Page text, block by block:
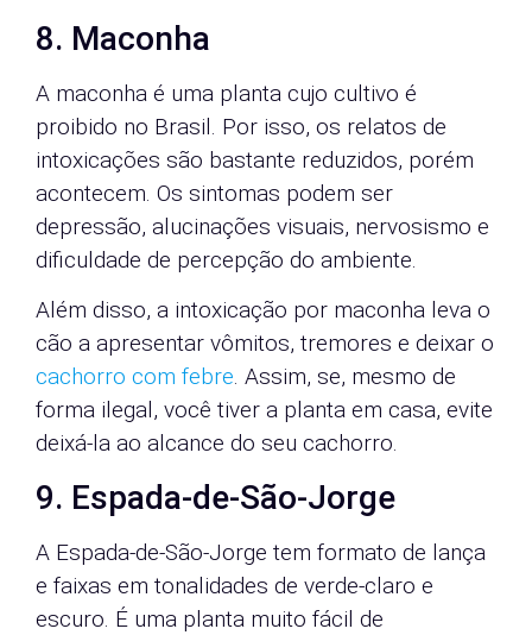
8. Maconha
A maconha é uma planta cujo cultivo é
proibido no Brasil. Por isso, os relatos de
intoxicações são bastante reduzidos, porém
acontecem. Os sintomas podem ser
depressão, alucinações visuais, nervosismo e
dificuldade de percepção do ambiente.
Além disso, a intoxicação por maconha leva o
cão a apresentar vômitos, tremores e deixar o
cachorro com febre. Assim, se, mesmo de
forma ilegal, você tiver a planta em casa, evite
deixá-la ao alcance do seu cachorro.
9. Espada-de-São-Jorge
A Espada-de-São-Jorge tem formato de lança
e faixas em tonalidades de verde-claro e
escuro. É uma planta muito fácil de